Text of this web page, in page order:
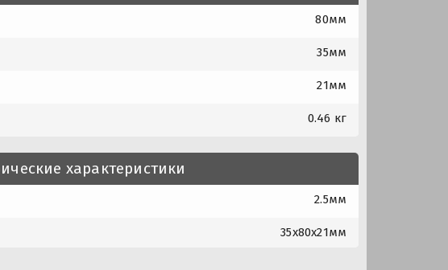
80мм
35мм
21мм
0.46 кг
характеристики
2.5мм
35x80x21мм